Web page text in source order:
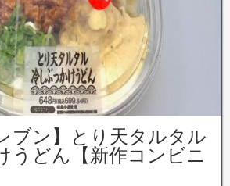
ブン】とり天タルタル
うどん【新作コンビニ